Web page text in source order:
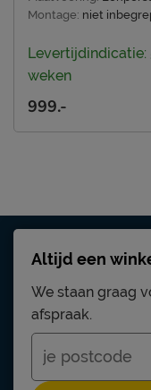
Montage: niet
Levertijdindicatie:
weken
999.-
Altijd een
We staan graag
afspraak.